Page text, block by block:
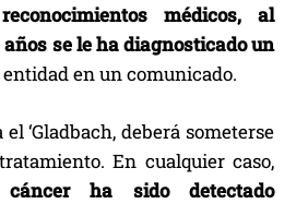
médicos, al
se le ha diagnosticado un
en un comunicado.
‘Gladbach, deberá someterse
En cualquier caso,
ha sido detectado